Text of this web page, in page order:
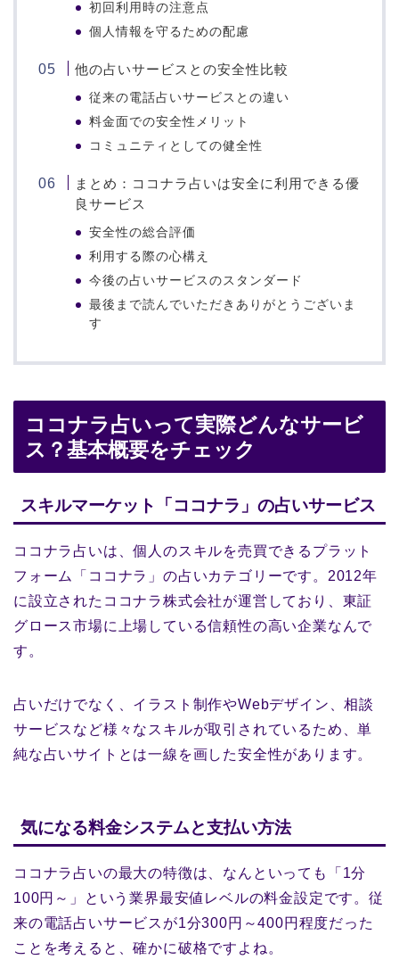
初回利用時の注意点
個人情報を守るための配慮
他の占いサービスとの安全性比較
従来の電話占いサービスとの違い
料金面での安全性メリット
コミュニティとしての健全性
まとめ：ココナラ占いは安全に利用できる優
良サービス
安全性の総合評価
利用する際の心構え
今後の占いサービスのスタンダード
最後まで読んでいただきありがとうございま
す
ココナラ占いって実際どんなサービ
ス？基本概要をチェック
スキルマーケット「ココナラ」の占いサービス
ココナラ占いは、個人のスキルを売買できるプラット
フォーム「ココナラ」の占いカテゴリーです。2012年
に設立されたココナラ株式会社が運営しており、東証
グロース市場に上場している信頼性の高い企業なんで
す。
占いだけでなく、イラスト制作やWebデザイン、相談
サービスなど様々なスキルが取引されているため、単
純な占いサイトとは一線を画した安全性があります。
気になる料金システムと支払い方法
ココナラ占いの最大の特徴は、なんといっても「1分
100円～」という業界最安値レベルの料金設定です。従
来の電話占いサービスが1分300円～400円程度だった
ことを考えると、確かに破格ですよね。